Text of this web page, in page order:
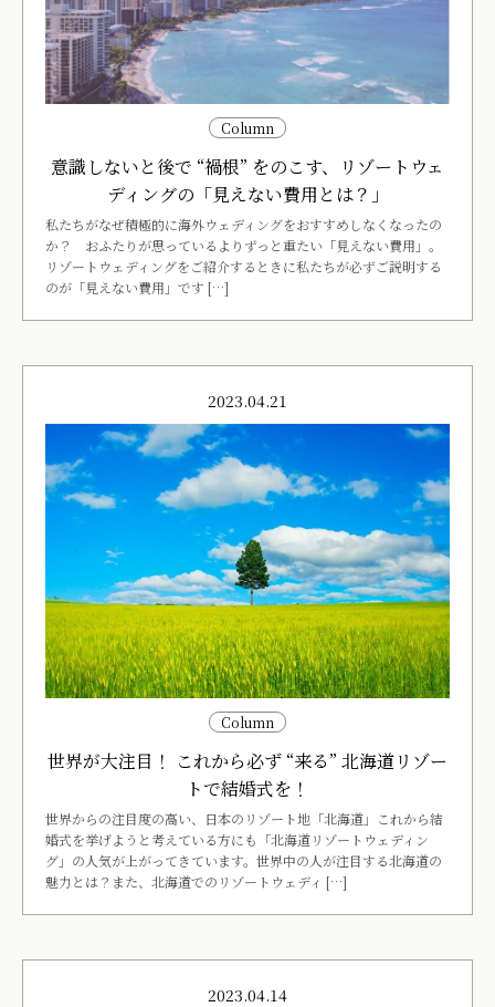
Column
意識しないと後で “禍根” をのこす、リゾートウェ
ディングの「見えない費用とは？」
私たちがなぜ積極的に海外ウェディングをおすすめしなくなったの
か？ おふたりが思っているよりずっと重たい「見えない費用」。
リゾートウェディングをご紹介するときに私たちが必ずご説明する
のが「見えない費用」です […]
2023.04.21
Column
世界が大注目！ これから必ず “来る” 北海道リゾー
トで結婚式を！
世界からの注目度の高い、日本のリゾート地「北海道」これから結
婚式を挙げようと考えている方にも「北海道リゾートウェディン
グ」の人気が上がってきています。世界中の人が注目する北海道の
魅力とは？また、北海道でのリゾートウェディ […]
2023.04.14